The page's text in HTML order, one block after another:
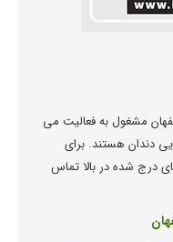
مشغول به فعالیت می
دندان هستند. برای
درج شده در بالا تماس